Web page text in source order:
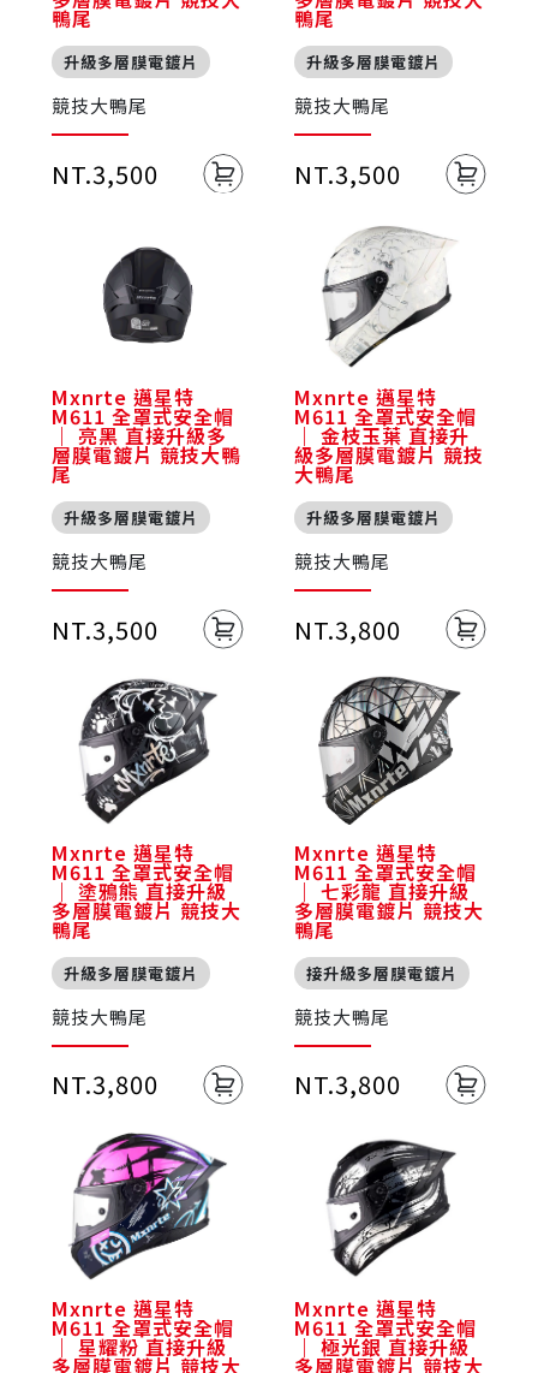
鴨尾
升級多層膜電鍍片
競技大鴨尾
NT.3,500
鴨尾
升級多層膜電鍍片
競技大鴨尾
NT.3,500
Mxnrte 邁星特
M611 全罩式安全帽
｜ 亮黑 直接升級多
層膜電鍍片 競技大鴨
尾
升級多層膜電鍍片
競技大鴨尾
NT.3,500
Mxnrte 邁星特
M611 全罩式安全帽
｜ 金枝玉葉 直接升
級多層膜電鍍片 競技
大鴨尾
升級多層膜電鍍片
競技大鴨尾
NT.3,800
Mxnrte 邁星特
M611 全罩式安全帽
｜ 塗鴉熊 直接升級
多層膜電鍍片 競技大
鴨尾
升級多層膜電鍍片
競技大鴨尾
NT.3,800
Mxnrte 邁星特
M611 全罩式安全帽
｜ 七彩龍 直接升級
多層膜電鍍片 競技大
鴨尾
接升級多層膜電鍍片
競技大鴨尾
NT.3,800
Mxnrte 邁星特
M611 全罩式安全帽
｜ 星耀粉 直接升級
多層膜電鍍片 競技大
Mxnrte 邁星特
M611 全罩式安全帽
｜ 極光銀 直接升級
多層膜電鍍片 競技大